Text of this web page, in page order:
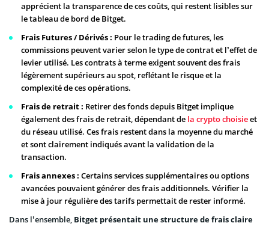
apprécient la transparence de ces coûts, qui restent lisibles sur
le tableau de bord de Bitget.
Frais Futures / Dérivés : Pour le trading de futures, les
commissions peuvent varier selon le type de contrat et l’effet de
levier utilisé. Les contrats à terme exigent souvent des frais
légèrement supérieurs au spot, reflétant le risque et la
complexité de ces opérations.
Frais de retrait : Retirer des fonds depuis Bitget implique
également des frais de retrait, dépendant de la crypto choisieet
du réseau utilisé. Ces frais restent dans la moyenne du marché
et sont clairement indiqués avant la validation de la
transaction.
Frais annexes : Certains services supplémentaires ou options
avancées pouvaient générer des frais additionnels. Vérifier la
mise à jour régulière des tarifs permettait de rester informé.
Dans l’ensemble, Bitget présentait une structure de frais claire